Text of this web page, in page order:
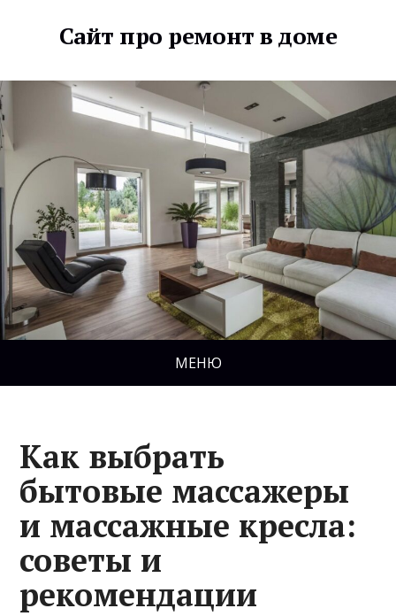
Сайт про ремонт в доме
МЕНЮ
Как выбрать
бытовые массажеры
и массажные кресла:
советы и
рекомендации